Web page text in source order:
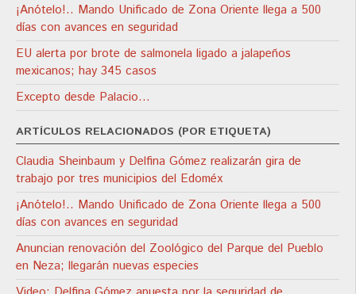
¡Anótelo!.. Mando Unificado de Zona Oriente llega a 500
días con avances en seguridad
EU alerta por brote de salmonela ligado a jalapeños
mexicanos; hay 345 casos
Excepto desde Palacio…
ARTÍCULOS RELACIONADOS (POR ETIQUETA)
Claudia Sheinbaum y Delfina Gómez realizarán gira de
trabajo por tres municipios del Edoméx
¡Anótelo!.. Mando Unificado de Zona Oriente llega a 500
días con avances en seguridad
Anuncian renovación del Zoológico del Parque del Pueblo
en Neza; llegarán nuevas especies